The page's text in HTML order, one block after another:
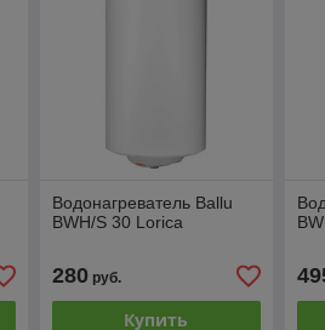
Водонагреватель Ballu
BWH/S 30 Lorica
280руб.
Купить